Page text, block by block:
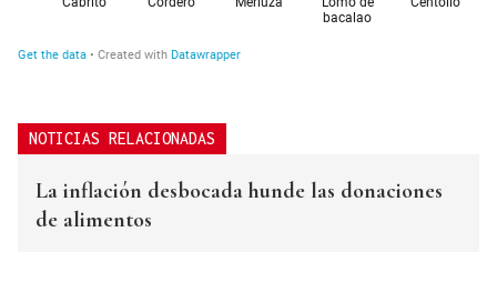
NOTICIAS RELACIONADAS
La inflación desbocada hunde las donaciones
de alimentos